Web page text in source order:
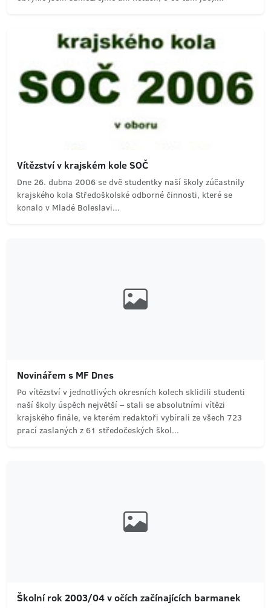
Vítězství v krajském kole SOČ
Dne 26. dubna 2006 se dvě studentky naší školy zúčastnily
krajského kola Středoškolské odborné činnosti, které se
konalo v Mladé Boleslavi...
Novinářem s MF Dnes
Po vítězství v jednotlivých okresních kolech sklidili studenti
naší školy úspěch největší – stali se absolutními vítězi
krajského finále, ve kterém redaktoři vybírali ze všech 723
prací zaslaných z 61 středočeských škol...
Školní rok 2003/04 v očích začínajících barmanek